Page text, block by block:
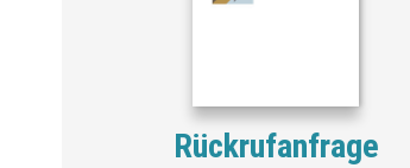
Rückrufanfrage